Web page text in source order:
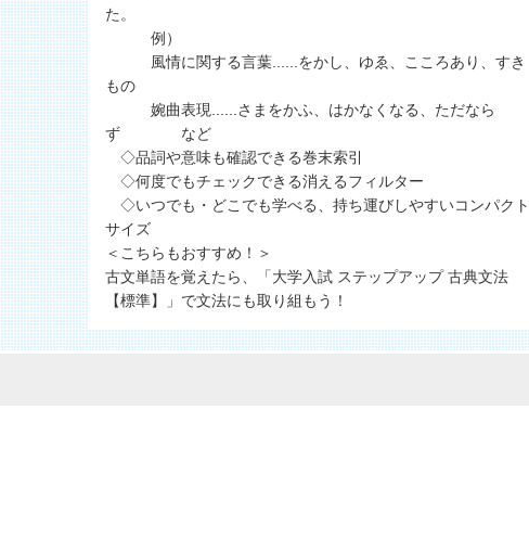
た。
例）
風情に関する言葉......をかし、ゆゑ、こころあり、すき
もの
婉曲表現......さまをかふ、はかなくなる、ただなら
ず など
◇品詞や意味も確認できる巻末索引
◇何度でもチェックできる消えるフィルター
◇いつでも・どこでも学べる、持ち運びしやすいコンパクト
サイズ
＜こちらもおすすめ！＞
古文単語を覚えたら、「大学入試 ステップアップ 古典文法
【標準】」で文法にも取り組もう！